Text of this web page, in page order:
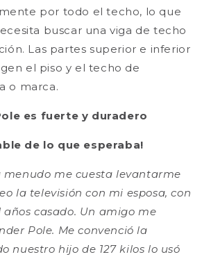
por todo el techo, lo que
buscar una viga de techo
Las partes superior e inferior
el piso y el techo de
o marca.
es fuerte y duradero
de lo que esperaba!
menudo me cuesta levantarme
la televisión con mi esposa, con
años casado. Un amigo me
Pole. Me convenció la
nuestro hijo de 127 kilos lo usó